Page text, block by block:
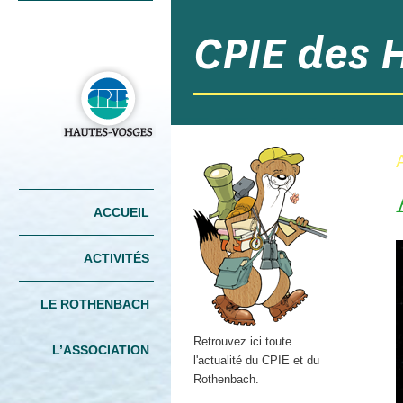
ALLER AU
CONTENU
PRINCIPAL
ALLER AU
CONTENU
SECONDAIRE
ACCUEIL
ACTIVITÉS
LE ROTHENBACH
L’ASSOCIATION
CPIE des
Retrouvez ici toute
l'actualité du CPIE et du
Rothenbach.